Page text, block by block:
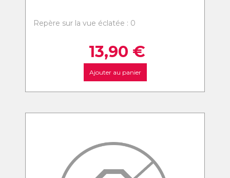
Repère sur la vue éclatée : 0
13,90 €
Ajouter au panier